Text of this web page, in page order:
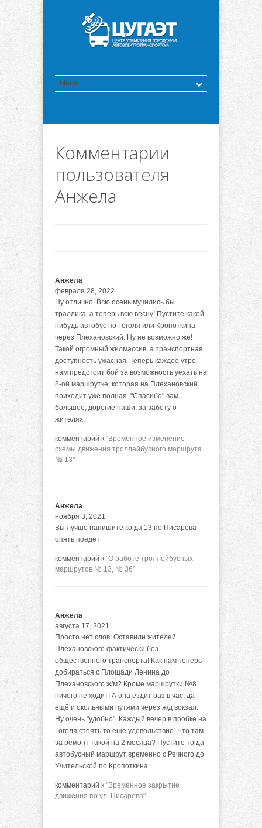
Комментарии
пользователя
Анжела
Анжела
февраля 28, 2022
Ну отлично! Всю осень мучились бы
траллика, а теперь всю весну! Пустите какой-
нибудь автобус по Гоголя или Кропоткина
через Плехановский. Ну не возможно же!
Такой огромный жилмассив, а транспортная
доступность ужасная. Теперь каждое утро
нам предстоит бой за возможность уехать на
8-ой маршрутке, которая на Плехановский
приходит уже полная. "Спасибо" вам
большое, дорогие наши, за заботу о
жителях.
комментарий к "Временное изменение
схемы движения троллейбусного маршрута
№ 13"
Анжела
ноября 3, 2021
Вы лучше напишите когда 13 по Писарева
опять поедет
комментарий к "О работе троллейбусных
маршрутов № 13, № 36"
Анжела
августа 17, 2021
Просто нет слов! Оставили жителей
Плехановского фактически без
общественного транспорта! Как нам теперь
добираться с Площади Ленина до
Плехановского ж/м? Кроме маршрутки №8
ничего не ходит! А она ездит раз в час, да
ещё и окольными путями через ж/д вокзал.
Ну очень "удобно". Каждый вечер в пробке на
Гоголя стоять то ещё удовольствие. Что там
за ремонт такой на 2 месяца? Пустите тогда
автобусный маршрут временно с Речного до
Учительской по Кропоткина
комментарий к "Временное закрытие
движения по ул. Писарева"